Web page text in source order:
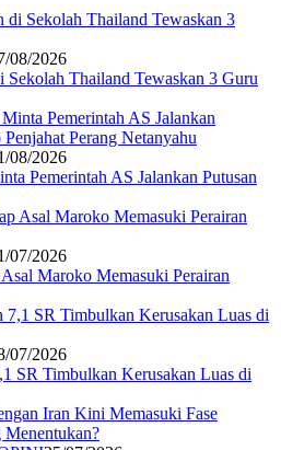
08/2026
Sekolah Thailand Tewaskan 3 Guru
08/2026
Pemerintah AS Jalankan Putusan
07/2026
Maroko Memasuki Perairan
07/2026
SR Timbulkan Kerusakan Luas di